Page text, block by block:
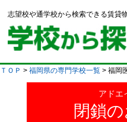
志望校や通学校から検索できる賃貸
ＴＯＰ > 福岡県の専門学校一覧 > 福岡
アドエ
閉鎖